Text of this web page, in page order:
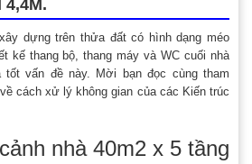
4,4M.
dựng trên thửa đất có hình dạng méo
kế thang bộ, thang máy và WC cuối nhà
vấn đề này. Mời bạn đọc cùng tham
cách xử lý không gian của các Kiến trúc
nhà 40m2 x 5 tầng